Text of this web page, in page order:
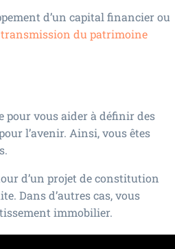
d’un capital financier ou
transmission du patrimoine
pour vous aider à définir des
l’avenir. Ainsi, vous êtes
d’un projet de constitution
Dans d’autres cas, vous
immobilier.